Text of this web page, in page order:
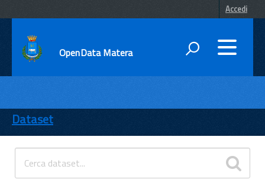
Accedi
OpenData Matera
ENTI
TEMI
INFORMAZIONI
Dataset